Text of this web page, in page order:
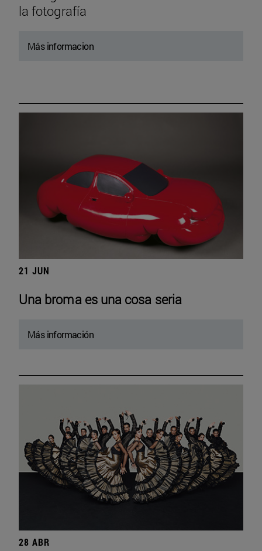
la fotografía
Más informacion
21 JUN
Una broma es una cosa seria
Más información
28 ABR